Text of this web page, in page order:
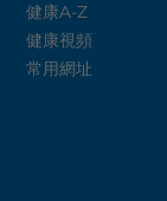
健康A-Z
健康視頻
常用網址